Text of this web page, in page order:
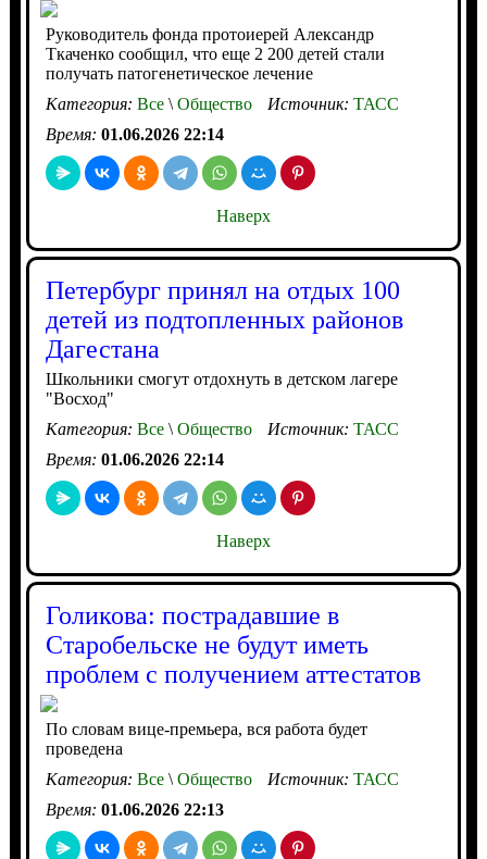
Руководитель фонда протоиерей Александр
Ткаченко сообщил, что еще 2 200 детей стали
получать патогенетическое лечение
Категория: Все\Общество Источник: ТАСС
Время: 01.06.2026 22:14
Наверх
Петербург принял на отдых 100
детей из подтопленных районов
Дагестана
Школьники смогут отдохнуть в детском лагере
"Восход"
Категория: Все\Общество Источник: ТАСС
Время: 01.06.2026 22:14
Наверх
Голикова: пострадавшие в
Старобельске не будут иметь
проблем с получением аттестатов
По словам вице-премьера, вся работа будет
проведена
Категория: Все\Общество Источник: ТАСС
Время: 01.06.2026 22:13